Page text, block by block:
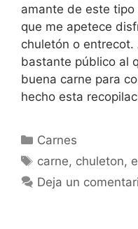
amante de este
que me apetece
chuletón o
bastante público al
buena carne para
hecho esta
Categorías
Carnes
Etiquetas
carne, chuleton,
Deja un